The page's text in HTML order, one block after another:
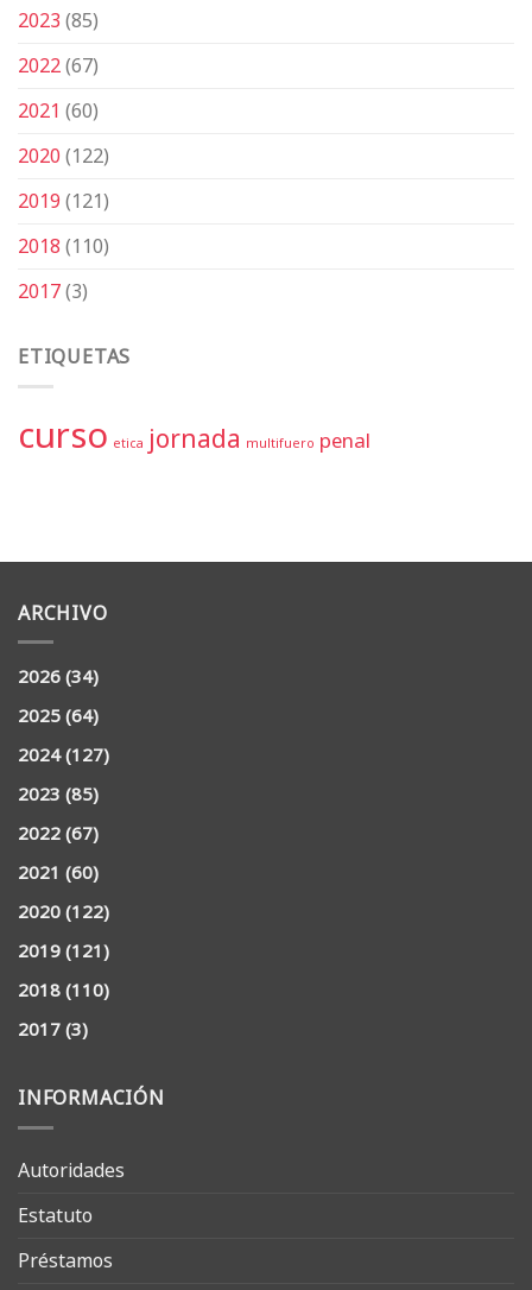
2023(85)
2022(67)
2021 (60)
2020(122)
2019(121)
2018(110)
2017(3)
ETIQUETAS
curso etica jornada multifuero penal
ARCHIVO
2026(34)
2025(64)
2024(127)
2023(85)
2022(67)
2021 (60)
2020(122)
2019(121)
2018(110)
2017(3)
INFORMACIÓN
Autoridades
Estatuto
Préstamos